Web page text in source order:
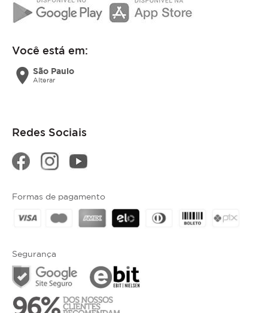
Você está em:
location_on São Paulo
Alterar
Redes Sociais
Segurança
Formas de pagamento